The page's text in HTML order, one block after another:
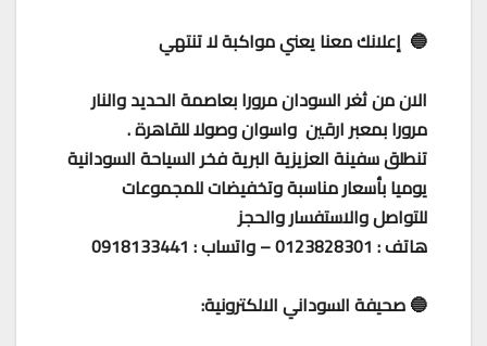
🔵 إعلانك معنا يعني مواكبة لا تنتهي
الان من ثغر السودان مرورا بعاصمة الحديد والنار
مرورا بمعبر ارقين واسوان وصولا للقاهرة .
تنطلق سفينة العزيزية البرية فخر السياحة السودانية
يوميا بأسعار مناسبة وتخفيضات للمجموعات
للتواصل والاستفسار والحجز
هاتف : 0123828301 – واتساب : 0918133441
🔵 صحيفة السوداني الالكترونية: